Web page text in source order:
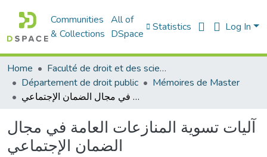
Communities
& Collections
All of
DSpace
Statistics Log In
Home
Faculté de droit et des sciences politiques
Département de droit public
Mémoires de Master
آليات تسوية المنازعات العامة في مجال الضمان الإجتماعي
آليات تسوية المنازعات العامة في مجال
الضمان الإجتماعي